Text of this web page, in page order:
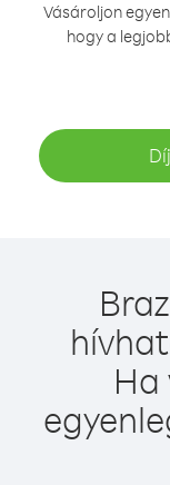
Vásároljon
hogy a